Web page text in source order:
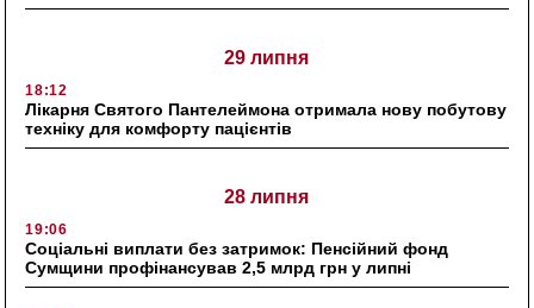
29 липня
18:12
Лікарня Святого Пантелеймона отримала нову побутову
техніку для комфорту пацієнтів
28 липня
19:06
Соціальні виплати без затримок: Пенсійний фонд
Сумщини профінансував 2,5 млрд грн у липні